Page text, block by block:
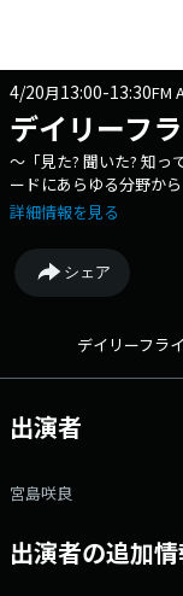
4/20月13:00-13:30FM
デイリーフ
～「見た? 聞いた? 知
ードにあらゆる分野か
満載！～ ◇特集：泊ま
ヤー」略して「デリフ
をピックアップ！今す
ッと凝縮してお送り
詳細情報を見る
シェア
デイリーフラ
出演者
宮島咲良
出演者の追加